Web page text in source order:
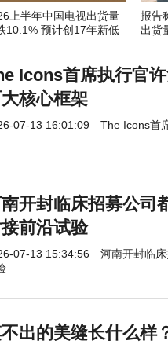
上半年中国电视出货量
10.1% 预计创17年新低
报告
出货
Icons首席执行官
核心框架
07-13 16:01:09
The Icons首
开封临床招募公司
前沿试验
07-13 15:34:56
河南开封临
出的美缝长什么样